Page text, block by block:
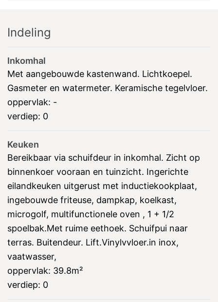
Indeling
Inkomhal
Met aangebouwde kastenwand. Lichtkoepel.
Gasmeter en watermeter. Keramische tegelvloer.
oppervlak: -
verdiep: 0
Keuken
Bereikbaar via schuifdeur in inkomhal. Zicht op
binnenkoer vooraan en tuinzicht. Ingerichte
eilandkeuken uitgerust met inductiekookplaat,
ingebouwde friteuse, dampkap, koelkast,
microgolf, multifunctionele oven , 1 + 1/2
spoelbak.Met ruime eethoek. Schuifpui naar
terras. Buitendeur. Lift.Vinylvvloer.in inox,
vaatwasser,
oppervlak: 39.8m²
verdiep: 0